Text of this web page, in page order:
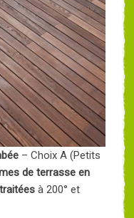
– Choix A (Petits
de terrasse en
à 200° et